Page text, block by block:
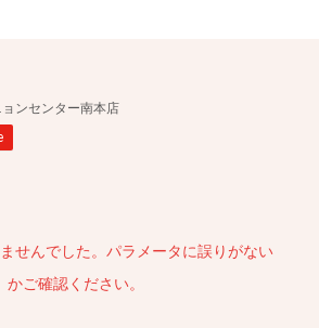
せんでした。パラメータに誤りがない
かご確認ください。